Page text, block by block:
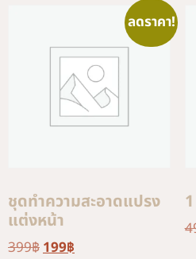
ลดราคา!
ชุดทำความสะอาดแปรง
แต่งหน้า
399฿199฿